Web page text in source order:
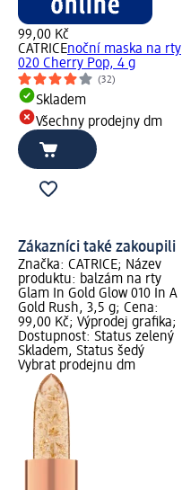
99,00 Kč
CATRICEnoční maska na rty
020 Cherry Pop, 4 g
(32)
Skladem
Všechny prodejny dm
Zákazníci také zakoupili
Značka: CATRICE; Název
produktu: balzám na rty
Glam In Gold Glow 010 In A
Gold Rush, 3,5 g; Cena:
99,00 Kč; Výprodej grafika;
Dostupnost: Status zelený
Skladem, Status šedý
Vybrat prodejnu dm